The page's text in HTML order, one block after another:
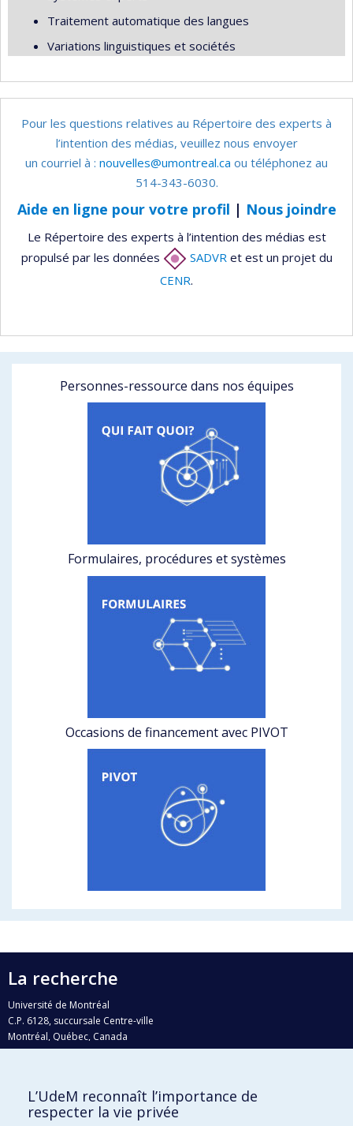
Traitement automatique des langues
Variations linguistiques et sociétés
Pour les questions relatives au Répertoire des experts à
l’intention des médias, veuillez nous envoyer
un courriel à : nouvelles@umontreal.ca ou téléphonez au
514-343-6030.
Aide en ligne pour votre profil | Nous joindre
Le Répertoire des experts à l’intention des médias est
propulsé par les données
SADVR et est un projet du
CENR.
Personnes-ressource dans nos équipes
Formulaires, procédures et systèmes
Occasions de financement avec PIVOT
La recherche
Université de Montréal
C.P. 6128, succursale Centre-ville
Montréal, Québec, Canada
H3C 3J7
Qui fait quoi?
L’UdeM reconnaît l’importance de
respecter la vie privée